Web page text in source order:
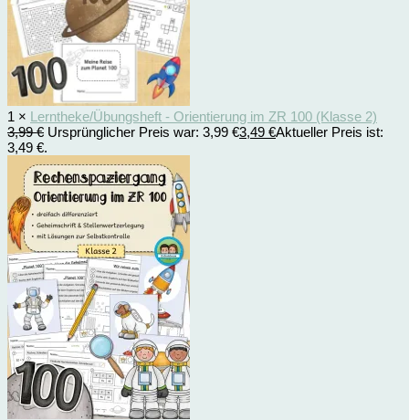
1 × Lerntheke/Übungsheft - Orientierung im ZR 100 (Klasse 2)
3,99€ Ursprünglicher Preis war: 3,99 €3,49 €Aktueller Preis ist:
3,49 €.